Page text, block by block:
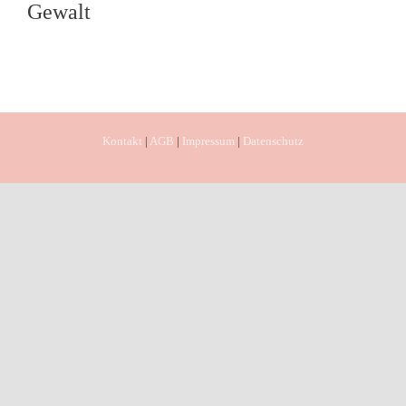
Gewalt
Kontakt | AGB | Impressum | Datenschutz